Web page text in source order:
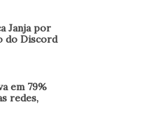
Janja por
do Discord
em 79%
redes,